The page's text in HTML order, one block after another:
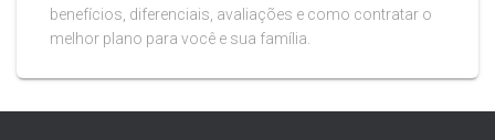
benefícios, diferenciais, avaliações e como contratar o
melhor plano para você e sua família.